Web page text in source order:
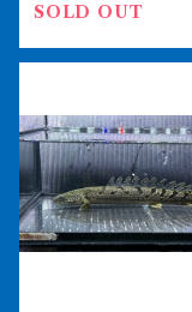
SOLD OUT